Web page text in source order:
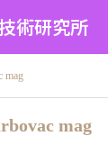
術研究所
mag
mag